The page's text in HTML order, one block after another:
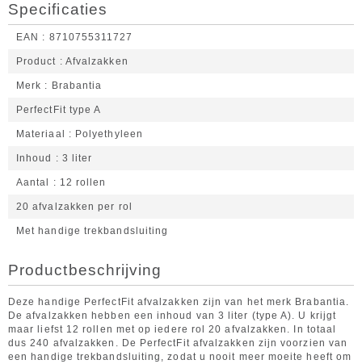
Specificaties
EAN 8710755311727
Product Afvalzakken
Merk Brabantia
PerfectFit type A
Materiaal Polyethyleen
Inhoud 3 liter
Aantal 12 rollen
20 afvalzakken per rol
Met handige trekbandsluiting
Productbeschrijving
Deze handige PerfectFit afvalzakken zijn van het merk Brabantia.
De afvalzakken hebben een inhoud van 3 liter (type A). U krijgt
maar liefst 12 rollen met op iedere rol 20 afvalzakken. In totaal
dus 240 afvalzakken. De PerfectFit afvalzakken zijn voorzien van
een handige trekbandsluiting, zodat u nooit meer moeite heeft om